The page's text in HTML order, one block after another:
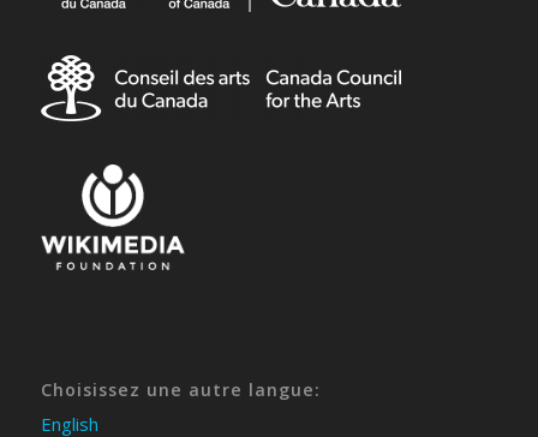
Choisissez une autre langue:
English